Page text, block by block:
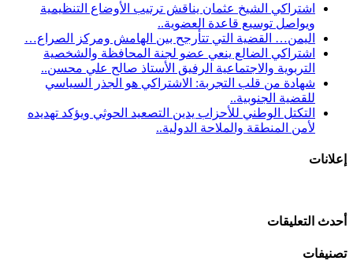
اشتراكي الشيخ عثمان يناقش ترتيب الأوضاع التنظيمية
ويواصل توسيع قاعدة العضوية..
اليمن… القضية التي تتأرجح بين الهامش ومركز الصراع…
اشتراكي الضالع ينعي عضو لجنة المحافظة والشخصية
التربوية والاجتماعية الرفيق الأستاذ صالح علي محسن..
شهادة من قلب التجربة: الاشتراكي هو الجذر السياسي
للقضية الجنوبية..
التكتل الوطني للأحزاب يدين التصعيد الحوثي ويؤكد تهديده
لأمن المنطقة والملاحة الدولية..
إعلانات
أحدث التعليقات
تصنيفات